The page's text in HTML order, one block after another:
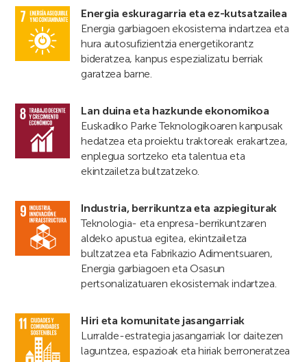
Energia eskuragarria eta ez-kutsatzailea
Energia garbiagoen ekosistema indartzea eta
hura autosufizientzia energetikorantz
bideratzea, kanpus espezializatu berriak
garatzea barne.
Lan duina eta hazkunde ekonomikoa
Euskadiko Parke Teknologikoaren kanpusak
hedatzea eta proiektu traktoreak erakartzea,
enplegua sortzeko eta talentua eta
ekintzailetza bultzatzeko.
Industria, berrikuntza eta azpiegiturak
Teknologia- eta enpresa-berrikuntzaren
aldeko apustua egitea, ekintzailetza
bultzatzea eta Fabrikazio Adimentsuaren,
Energia garbiagoen eta Osasun
pertsonalizatuaren ekosistemak indartzea.
Hiri eta komunitate jasangarriak
Lurralde-estrategia jasangarriak lor daitezen
laguntzea, espazioak eta hiriak berroneratzea